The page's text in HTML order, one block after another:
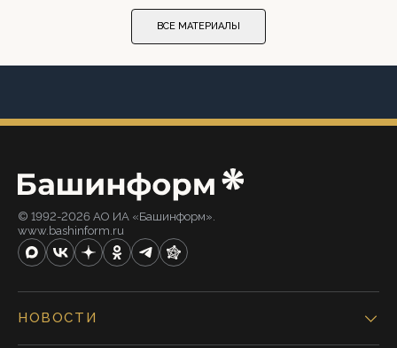
ВСЕ МАТЕРИАЛЫ
© 1992-2026 АО ИА «Башинформ».
www.bashinform.ru
НОВОСТИ